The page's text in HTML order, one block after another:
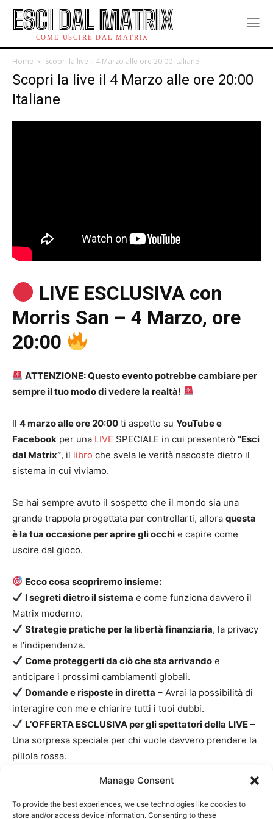
Manage Consent
To provide the best experiences, we use technologies like cookies to
store and/or access device information. Consenting to these
ESCI DAL MATRIX
COME USCIRE DAL MATRIX
Home Scopri la live il 4 Marzo alle ore 20:00 Italiane
Scopri la live il 4 Marzo alle ore 20:00
Italiane
LIVE ESCLUSIVA con
Morris San – 4 Marzo, ore
20:00
ATTENZIONE: Questo evento potrebbe cambiare per
sempre il tuo modo di vedere la realtà!
Il 4 marzo alle ore 20:00 ti aspetto su YouTube e
Facebook per una LIVE SPECIALE in cui presenterò “Esci
dal Matrix”, il libro che svela le verità nascoste dietro il
sistema in cui viviamo.
Se hai sempre avuto il sospetto che il mondo sia una
grande trappola progettata per controllarti, allora questa
è la tua occasione per aprire gli occhi e capire come
uscire dal gioco.
Ecco cosa scopriremo insieme:
I segreti dietro il sistema e come funziona davvero il
Matrix moderno.
Strategie pratiche per la libertà finanziaria, la privacy
e l’indipendenza.
Come proteggerti da ciò che sta arrivando e
anticipare i prossimi cambiamenti globali.
Domande e risposte in diretta – Avrai la possibilità di
interagire con me e chiarire tutti i tuoi dubbi.
L’OFFERTA ESCLUSIVA per gli spettatori della LIVE –
Una sorpresa speciale per chi vuole davvero prendere la
pillola rossa.
Non perdere questa opportunità unica.
Una volta che
conoscerai certe informazioni, non potrai più tornare